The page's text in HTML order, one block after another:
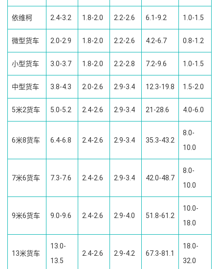
依维柯 2.4-3.2 1.8-2.0 2.2-2.6 6.1-9.2 1.0-1.5
微型货车 2.0-2.9 1.8-2.0 2.2-2.6 4.2-6.7 0.8-1.2
小型货车 3.0-3.7 1.8-2.0 2.2-2.8 7.2-9.6 1.0-1.5
中型货车 3.8-4.3 2.0-2.6 2.9-3.4 12.3-19.8 1.5-2.0
5米2货车 5.0-5.2 2.4-2.6 2.9-3.4 21-28.6 4.0-6.0
6米8货车 6.4-6.8 2.4-2.6 2.9-3.4 35.3-43.2
8.0-
10.0
7米6货车 7.3-7.6 2.4-2.6 2.9-3.4 42.0-48.7
8.0-
10.0
9米6货车 9.0-9.6 2.4-2.6 2.9-4.0 51.8-61.2
10.0-
18.0
13米货车
13.0-
13.5
2.4-2.6 2.9-4.2 67.3-81.1
18.0-
32.0